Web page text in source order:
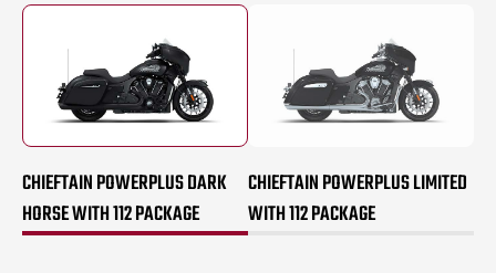
CHIEFTAIN POWERPLUS DARK
HORSE WITH 112 PACKAGE
CHIEFTAIN POWERPLUS LIMITED
WITH 112 PACKAGE